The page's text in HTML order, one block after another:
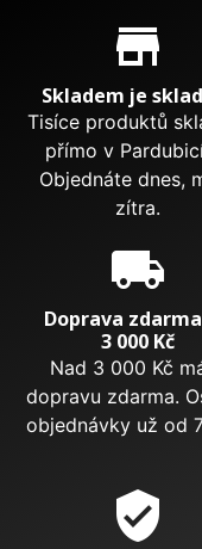
Proč nakupovat
store_mall_directory
Skladem je
Tisíce produktů
přímo v
Objednáte dnes,
zítra.
local_shipping
Doprava
3 000 Kč
Nad 3 000 Kč
dopravu zdarma.
objednávky už od
verified_user